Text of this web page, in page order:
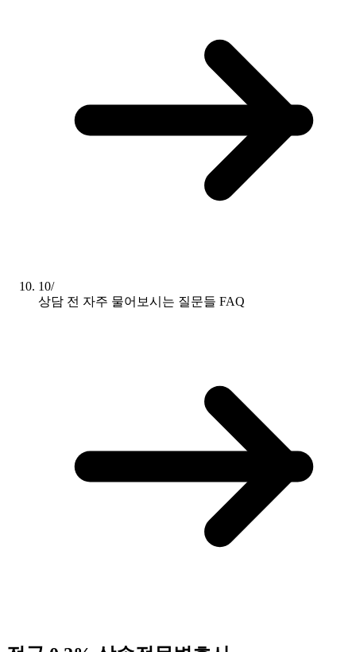
10/
상담 전 자주 물어보시는 질문들 FAQ